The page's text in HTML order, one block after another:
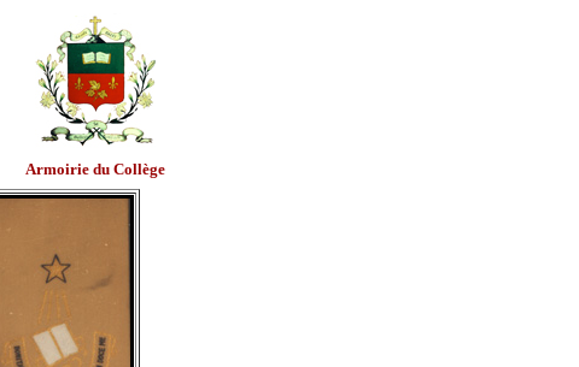
Armoirie du Collège